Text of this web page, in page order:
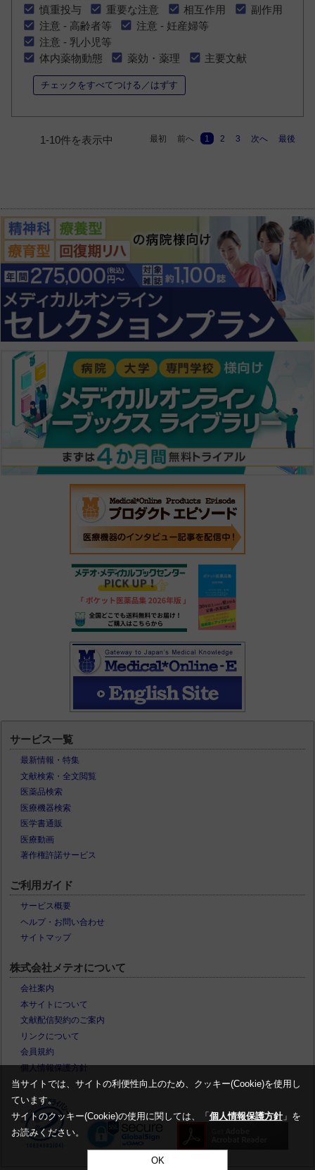
慎重投与
重要な注意 相互作用
副作用
注意 - 高齢者等
注意 - 妊産婦等
注意 - 乳小児等
体内薬物動態
薬効・薬理 主要文献
チェックをすべてつける／はずす
1-10件を表示中 最初 前へ 1 2 3 次へ 最後
サービス一覧
最新情報・特集
文献検索・全文閲覧
医薬品検索
医療機器検索
医学書通販
医療動画
著作権許諾サービス
ご利用ガイド
サービス概要
ヘルプ・お問い合わせ
サイトマップ
株式会社メテオについて
会社案内
本サイトについて
文献配信契約のご案内
リンクについて
会員規約
個人情報保護方針
当サイトでは、サイトの利便性向上のため、クッキー(Cookie)を使用し
ています。
サイトのクッキー(Cookie)の使用に関しては、「 個人情報保護方針」を
お読みください。
OK